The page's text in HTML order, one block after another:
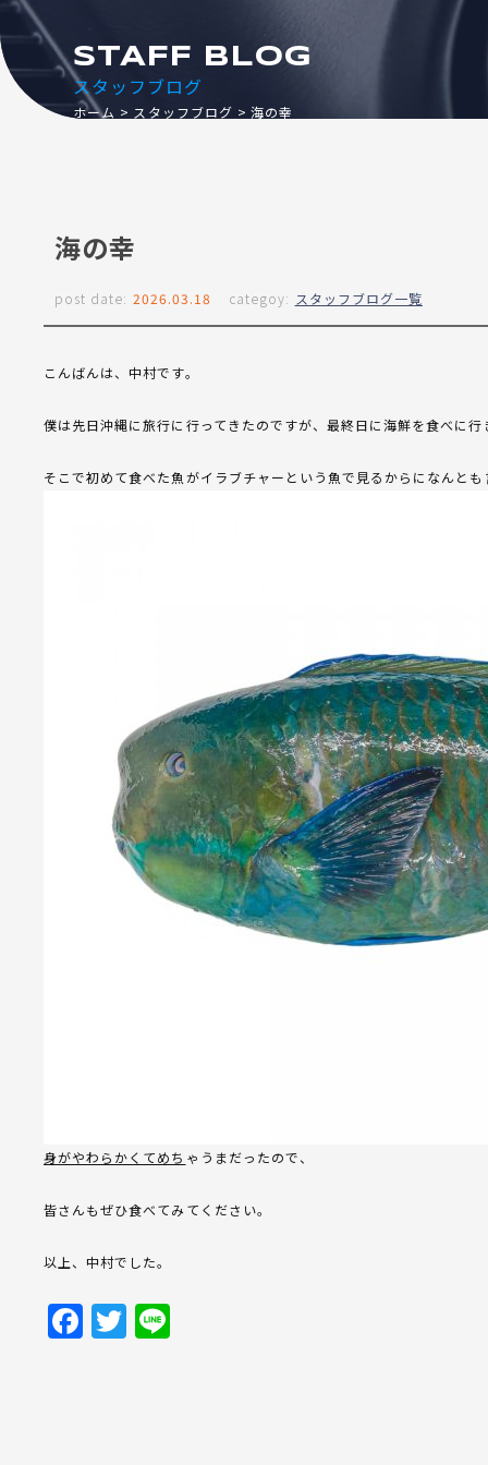
スタッフブログ
STAFF BLOG
ホーム スタッフブログ 海の幸
海の幸
post date: 2026.03.18 categoy: スタッフブログ一覧
こんばんは、中村です。
僕は先日沖縄に旅行に行ってきたのですが、最終日に海鮮を食べに行
そこで初めて食べた魚がイラブチャーという魚で見るからになんと
身がやわらかくてめち ゃうまだったので、
皆さんもぜひ食べてみてください。
以上、中村でした。
Facebook
Twitter